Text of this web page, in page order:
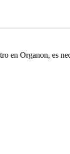
en Organon, es